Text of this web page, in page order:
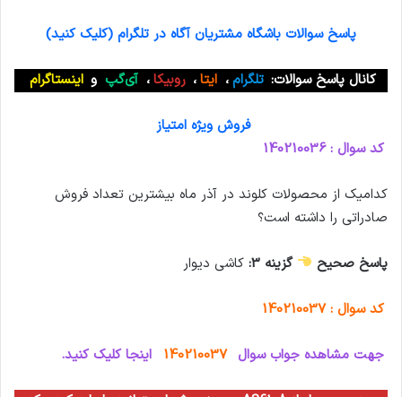
پاسخ سوالات باشگاه مشتریان آگاه در تلگرام (کلیک کنید)
کانال پاسخ سوالات: تلگرام، ایتا، روبیکا، آی‌گپ و اینستاگرام
فروش ویژه امتیاز
کد سوال : 140210036
کدامیک از محصولات کلوند در آذر ماه بیشترین تعداد فروش
صادراتی را داشته است؟
پاسخ صحیح گزینه 3: کاشی ديوار
کد سوال : 140210037
جهت مشاهده جواب سوال 140210037 اینجا کلیک کنید.